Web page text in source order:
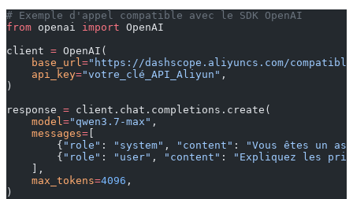
# Exemple d'appel compatible avec le SDK OpenAI
from openai import OpenAI
client = OpenAI(
    base_url
="https://dashscope.aliyuncs.com/
    api_key
="votre_clé_API_Aliyun" ,
)
response = client.chat.completions.create(
    model
="qwen3.7-max" ,
    messages
= [
        {
"role" : "system" , "content" :
"Vous êtes un
        {
"role" : "user" , "content" :
"Expliquez les
    ],
    max_tokens
=4096 ,
)